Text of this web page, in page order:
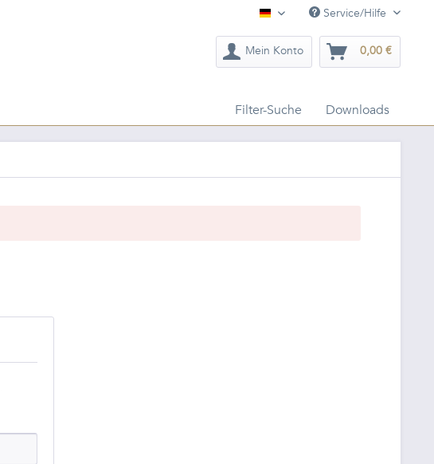
Deutsch Service/Hilfe
Mein Konto 0,00 €
Filter-Suche Downloads